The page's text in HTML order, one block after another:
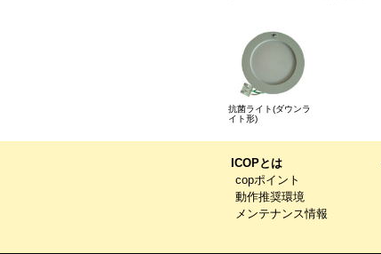
抗菌ライト(ダウンラ
イト形)
ICOPとは
copポイント
動作推奨環境
メンテナンス情報